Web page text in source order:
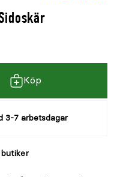
Köp
3-7 arbetsdagar